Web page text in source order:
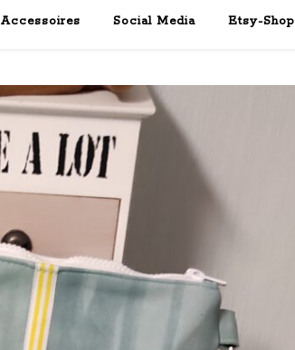
Accessoires Social Media Etsy-Shop